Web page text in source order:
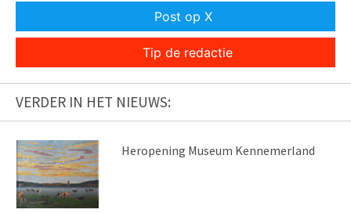
Post op X
Tip de redactie
VERDER IN HET NIEUWS:
Heropening Museum Kennemerland